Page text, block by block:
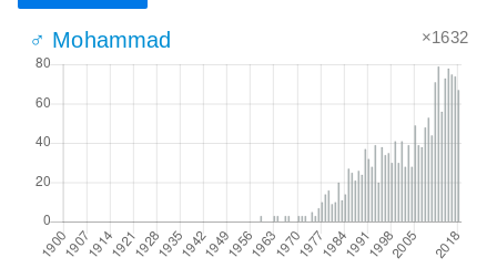
♂ Mohammad ×1632